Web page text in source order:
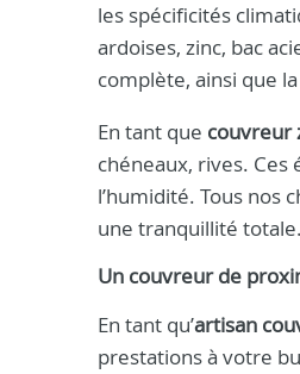
les spécificités
ardoises, zinc, bac
complète, ainsi que
En tant que couvreur
chéneaux, rives.
l’humidité. Tous nos
une tranquillité totale.
Un couvreurde
En tant qu’artisan
prestations à votre